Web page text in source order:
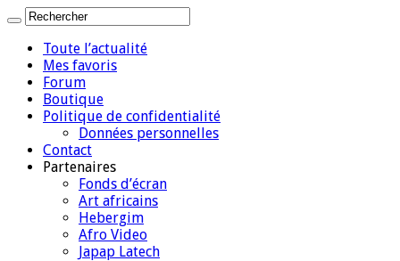
Toute l’actualité
Mes favoris
Forum
Boutique
Politique de confidentialité
Données personnelles
Contact
Partenaires
Fonds d’écran
Art africains
Hebergim
Afro Video
Japap Latech